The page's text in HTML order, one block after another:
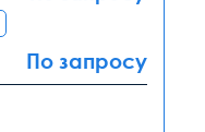
По запросу